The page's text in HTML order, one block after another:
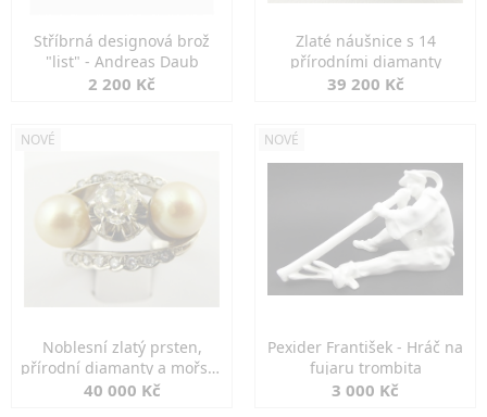
Stříbrná designová brož
"list" - Andreas Daub
2 200 Kč
Zlaté náušnice s 14
přírodními diamanty
39 200 Kč
NOVÉ
Noblesní zlatý prsten,
přírodní diamanty a mořské
perly
40 000 Kč
NOVÉ
Pexider František - Hráč na
fujaru trombita
3 000 Kč